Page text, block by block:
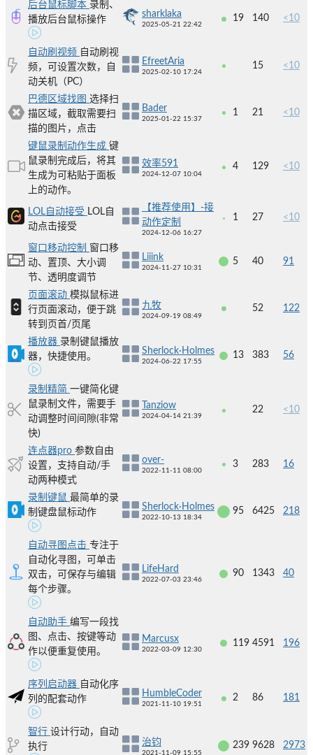
后台鼠标脚本 录制、
播放后台鼠标操作
sharklaka
2025-05-21 22:42
19 140 <10
自动刷视频 自动刷视
频，可设置次数，自
动关机（PC）
EfreetAria
2025-02-10 17:24
15 <10
巴德区域找图 选择扫
描区域，截取需要扫
描的图片，点击
Bader
2025-01-22 15:37
1 21 <10
键鼠录制动作生成 键
鼠录制完成后，将其
生成为可粘贴于面板
上的动作。
效率591
2024-12-07 10:04
4 129 <10
LOL自动接受 LOL自
动点击接受
【推荐使用】-接
动作定制
2024-12-06 16:27
1 27 <10
窗口移动控制 窗口移
动、置顶、大小调
节、透明度调节
Liiink
2024-11-27 10:31
5 40 91
页面滚动 模拟鼠标进
行页面滚动，便于跳
转到页首/页尾
九牧
2024-09-19 08:49
52 122
播放器 录制键鼠播放
器，快捷使用。
Sherlock·Holmes
2024-06-22 17:55
13 383 56
录制精简 一键简化键
鼠录制文件，需要手
动调整时间间隙(非常
快)
Tanziow
2024-04-14 21:39
22 <10
连点器pro 参数自由
设置，支持自动/手
动两种模式
over-
2022-11-11 08:00
3 283 16
录制键鼠 最简单的录
制键盘鼠标动作
Sherlock·Holmes
2022-10-13 18:34
95 6425 218
自动寻图点击 专注于
自动化寻图，可单击
双击，可保存与编辑
每个步骤。
LifeHard
2022-07-03 23:46
90 1343 40
自动助手 编写一段找
图、点击、按键等动
作以便重复使用。
Marcusx
2022-03-09 12:30
119 4591 196
序列启动器 自动化序
列的配套动作
HumbleCoder
2021-11-10 19:51
2 86 181
智行 设计行动，自动
执行
治钧
2021-11-09 15:55
239 9628 2973